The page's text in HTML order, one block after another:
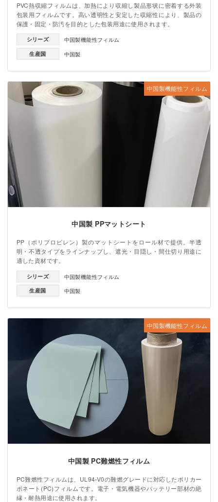
PVC熱収縮フィルムは、加熱により収縮し製品形状に密着する外装
包装用フィルムです。高い透明性と安定した収縮性により、製品の
保護・固定・防汚を目的とした包装用途に使用されます。
シリーズ 中国製機能性フィルム
生産国 中国製
中国製機能性フィルム
中国製 PPマットシート
PP（ポリプロピレン）製のマットシートをロール材で提供。半透
明・不透タイプをラインナップし、遮光・目隠し・間仕切り用途に
適した資材です。
シリーズ 中国製機能性フィルム
生産国 中国製
中国製機能性フィルム
中国製 PC難燃性フィルム
PC難燃性フィルムは、UL94-V0の難燃グレードに対応したポリカー
ボネート(PC)フィルムです。電子・電気機器やバッテリー部材の絶
縁・耐熱用途に使用されます。